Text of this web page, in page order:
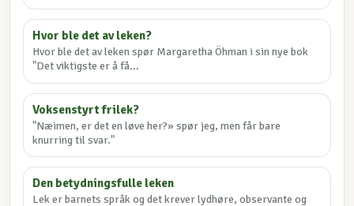
Hvor ble det av leken?
Hvor ble det av leken spør Margaretha Öhman i sin nye bok
"Det viktigste er å få...
Voksenstyrt frilek?
"Næimen, er det en løve her?» spør jeg, men får bare
knurring til svar."
Den betydningsfulle leken
Lek er barnets språk og det krever lydhøre, observante og